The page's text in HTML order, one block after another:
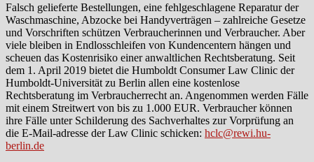
Falsch gelieferte Bestellungen, eine fehlgeschlagene Reparatur der
Waschmaschine, Abzocke bei Handyverträgen – zahlreiche Gesetze
und Vorschriften schützen Verbraucherinnen und Verbraucher. Aber
viele bleiben in Endlosschleifen von Kundencentern hängen und
scheuen das Kostenrisiko einer anwaltlichen Rechtsberatung. Seit
dem 1. April 2019 bietet die Humboldt Consumer Law Clinic der
Humboldt-Universität zu Berlin allen eine kostenlose
Rechtsberatung im Verbraucherrecht an. Angenommen werden Fälle
mit einem Streitwert von bis zu 1.000 EUR. Verbraucher können
ihre Fälle unter Schilderung des Sachverhaltes zur Vorprüfung an
die E-Mail-adresse der Law Clinic schicken: hclc@rewi.hu-
berlin.de